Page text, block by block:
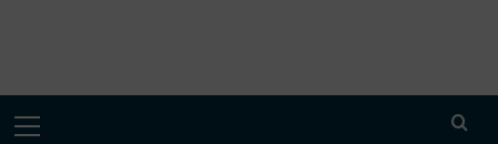
Menú